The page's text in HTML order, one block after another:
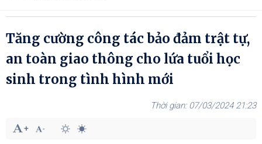
Tăng cường công tác bảo đảm trật tự,
an toàn giao thông cho lứa tuổi học
sinh trong tình hình mới
07/03/2024 21:23